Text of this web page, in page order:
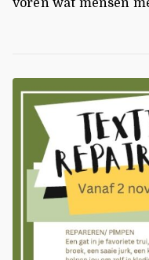
voren wat mensen